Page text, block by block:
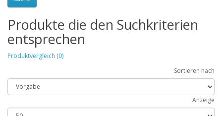
Produkte die den Suchkriterien
entsprechen
Produktvergleich (0)
Sortieren nach
Anzeige